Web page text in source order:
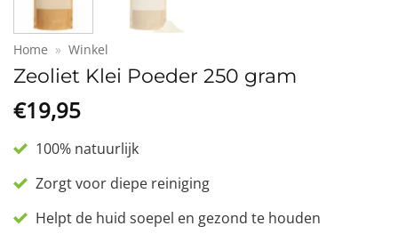
Home » Winkel
Zeoliet Klei Poeder 250 gram
€19,95
100% natuurlijk
Zorgt voor diepe reiniging
Helpt de huid soepel en gezond te houden